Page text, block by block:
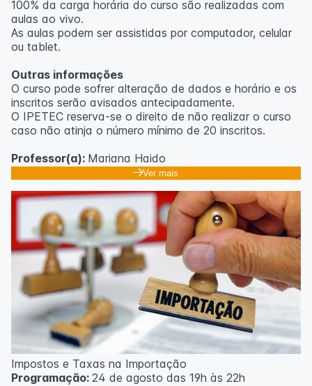
100% da carga horária do curso são realizadas com
aulas ao vivo.
As aulas podem ser assistidas por computador, celular
ou tablet.
Outras informações
O curso pode sofrer alteração de dados e horário e os
inscritos serão avisados ​​antecipadamente.
O IPETEC reserva-se o direito de não realizar o curso
caso não atinja o número mínimo de 20 inscritos.
Professor(a): Mariana Haido
Ver mais
Impostos e Taxas na Importação
Programação: 24 de agosto das 19h às 22h